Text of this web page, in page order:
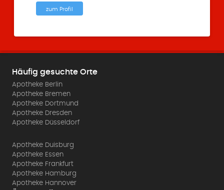
zum Profil
Häufig gesuchte Orte
Apotheke Berlin
Apotheke Bremen
Apotheke Dortmund
Apotheke Dresden
Apotheke Düsseldorf
Apotheke Duisburg
Apotheke Essen
Apotheke Frankfurt
Apotheke Hamburg
Apotheke Hannover